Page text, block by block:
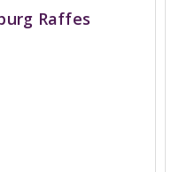
Raffes